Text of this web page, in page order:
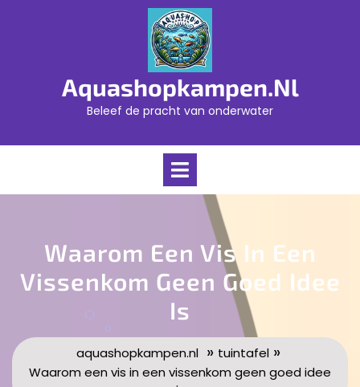
Aquashopkampen.nl
Beleef de pracht van onderwater
Open
Waarom Een Vis In Een
Vissenkom Geen Goed Idee
Is
aquashopkampen.nl» tuintafel»
Waarom een vis in een vissenkom geen goed idee